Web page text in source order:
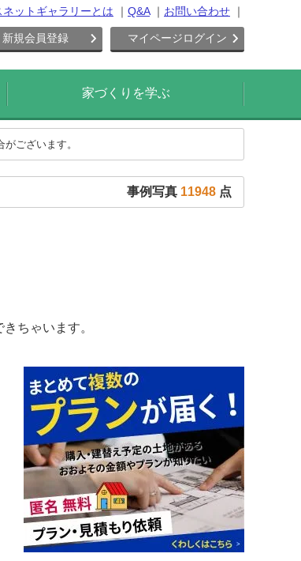
ネットギャラリーとは Q&A お問い合わせ
新規会員登録 マイページログイン
家づくりを学ぶ
ございます。
事例写真 11948 点
ちゃいます。